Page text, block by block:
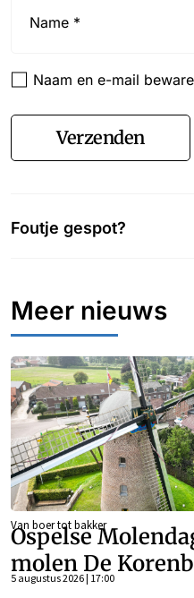
Naam en e-mail
Verzenden
Foutje gespot?
Meer nieuws
Van boer tot bakker
Ospelse
molen De
5 augustus 2026 | 17:00